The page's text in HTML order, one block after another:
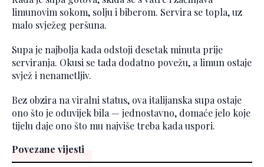
limunovim sokom, solju i biberom. Servira se topla, uz
malo svježeg peršuna.
Supa je najbolja kada odstoji desetak minuta prije
serviranja. Okusi se tada dodatno povežu, a limun ostaje
svjež i nenametljiv.
Bez obzira na viralni status, ova italijanska supa ostaje
ono što je oduvijek bila — jednostavno, domaće jelo koje
tijelu daje ono što mu najviše treba kada uspori.
Povezane vijesti